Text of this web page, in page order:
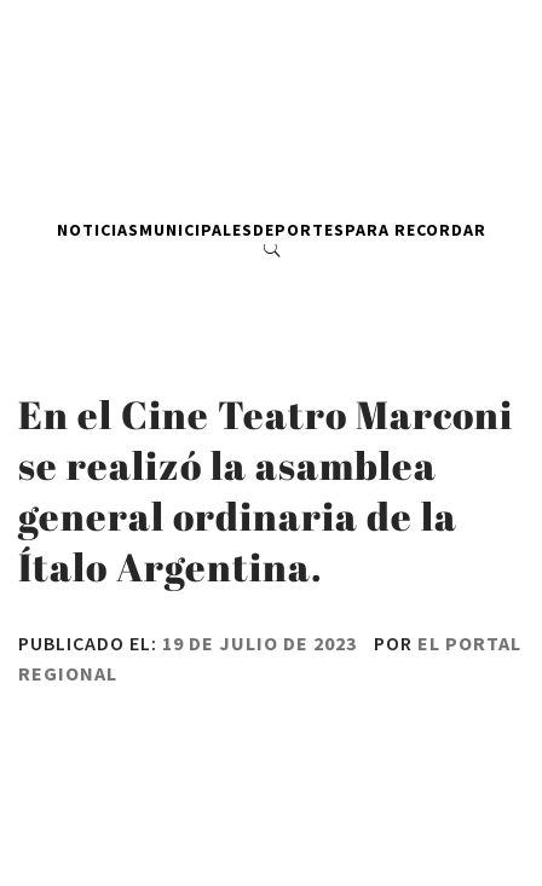
NOTICIASMUNICIPALESDEPORTESPARA RECORDAR
En el Cine Teatro Marconi
se realizó la asamblea
general ordinaria de la
Ítalo Argentina.
PUBLICADO EL: 19 DE JULIO DE 2023 POR EL PORTAL
REGIONAL